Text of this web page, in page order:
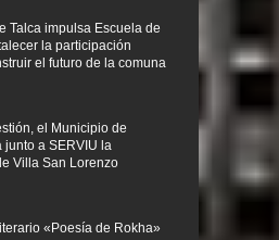
Talca impulsa Escuela de
la participación
el futuro de la comuna
el Municipio de
junto a SERVIU la
Villa San Lorenzo
«Poesía de Rokha»